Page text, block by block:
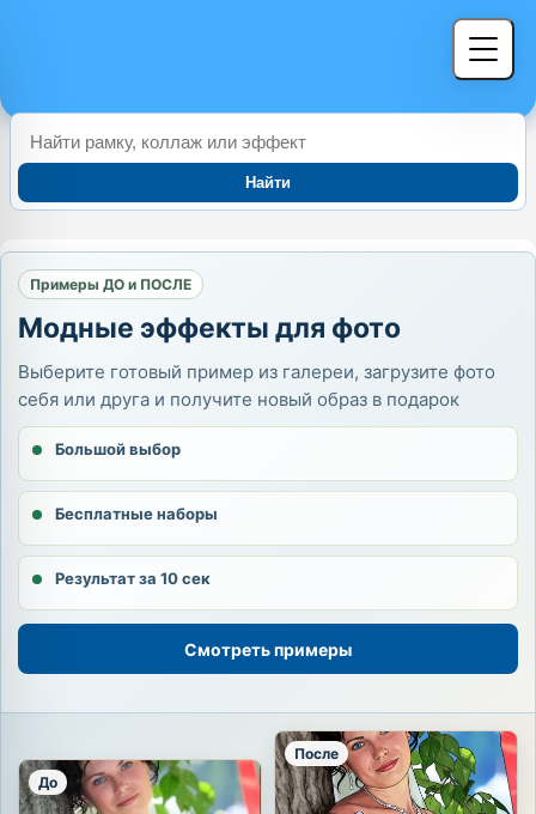
Найти
Примеры ДО и ПОСЛЕ
Модные эффекты для фото
Выберите готовый пример из галереи, загрузите фото
себя или друга и получите новый образ в подарок
Большой выбор
Бесплатные наборы
Результат за 10 сек
Смотреть примеры
До
После